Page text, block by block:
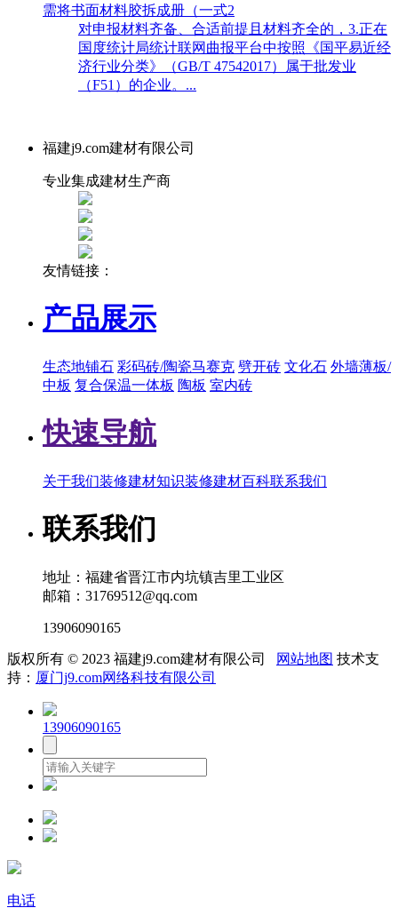
需将书面材料胶拆成册（一式2
对申报材料齐备、合适前提且材料齐全的，3.正在
国度统计局统计联网曲报平台中按照《国平易近经
济行业分类》（GB/T 47542017）属于批发业
（F51）的企业。...
福建j9.com建材有限公司
专业集成建材生产商
友情链接：
产品展示
生态地铺石 彩码砖/陶瓷马赛克 劈开砖 文化石 外墙薄板/
中板 复合保温一体板 陶板 室内砖
快速导航
关于我们装修建材知识装修建材百科联系我们
联系我们
地址：福建省晋江市内坑镇吉里工业区
邮箱：31769512@qq.com
13906090165
版权所有 © 2023 福建j9.com建材有限公司 网站地图 技术支
持： 厦门j9.com网络科技有限公司
13906090165
电话